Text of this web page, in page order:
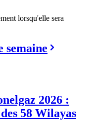
lorsqu'elle sera
semaine
2026 :
58 Wilayas